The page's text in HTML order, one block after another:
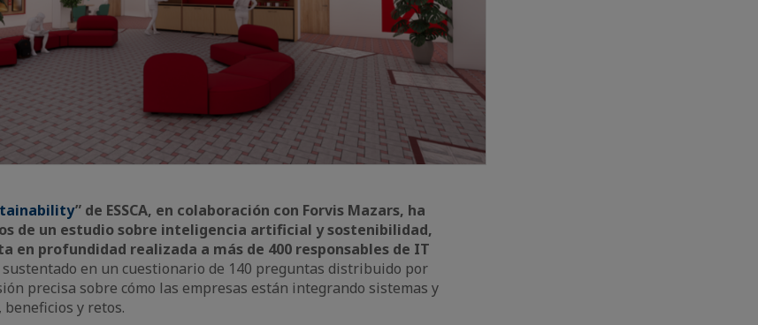
” de ESSCA, en colaboración con Forvis Mazars, ha
de un estudio sobre inteligencia artificial y sostenibilidad,
en profundidad realizada a más de 400 responsables de IT
sustentado en un cuestionario de 140 preguntas distribuido por
precisa sobre cómo las empresas están integrando sistemas y
beneficios y retos.